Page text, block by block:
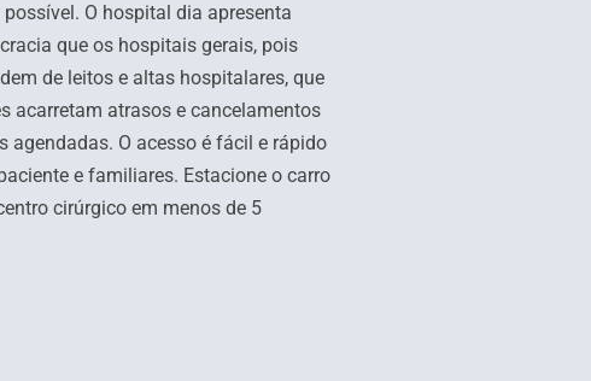
O hospital dia apresenta
que os hospitais gerais, pois
de leitos e altas hospitalares, que
acarretam atrasos e cancelamentos
agendadas. O acesso é fácil e rápido
e familiares. Estacione o carro
cirúrgico em menos de 5